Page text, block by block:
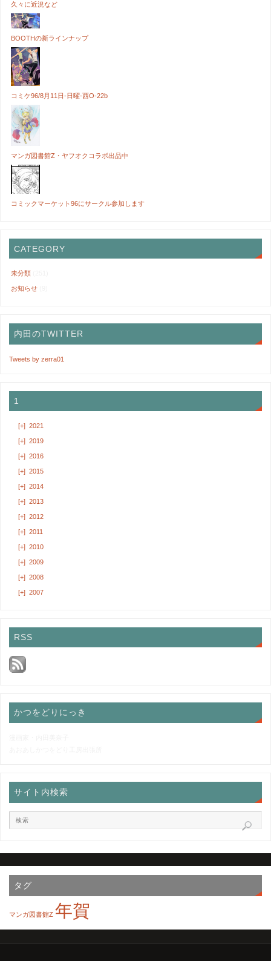
久々に近況など
BOOTHの新ラインナップ
コミケ96/8月11日-日曜-西O-22b
マンガ図書館Z・ヤフオクコラボ出品中
コミックマーケット96にサークル参加します
CATEGORY
未分類
お知らせ
内田のTWITTER
Tweets by zerra01
1
[+] 2021
[+] 2019
[+] 2016
[+] 2015
[+] 2014
[+] 2013
[+] 2012
[+] 2011
[+] 2010
[+] 2009
[+] 2008
[+] 2007
RSS
かつをどりにっき
サイト内検索
タグ
マンガ図書館Z 年賀